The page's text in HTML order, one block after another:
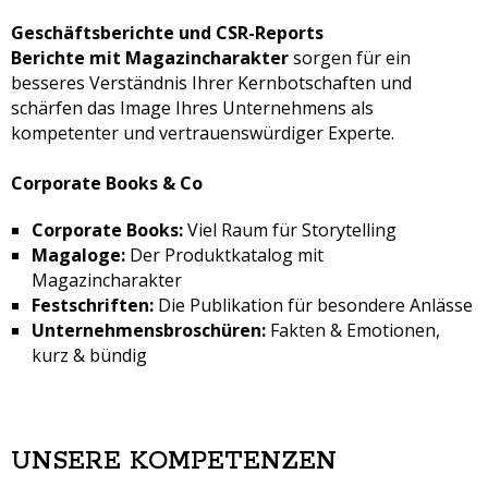
Geschäftsberichte und CSR-Reports
Berichte mit Magazincharaktersorgen für ein
besseres Verständnis Ihrer Kernbotschaften und
schärfen das Image Ihres Unternehmens als
kompetenter und vertrauenswürdiger Experte.
Corporate Books & Co
Corporate Books:Viel Raum für Storytelling
Magaloge: Der Produktkatalog mit
Magazincharakter
Festschriften: Die Publikation für besondere Anlässe
Unternehmensbroschüren: Fakten & Emotionen,
kurz & bündig
UNSERE KOMPETENZEN